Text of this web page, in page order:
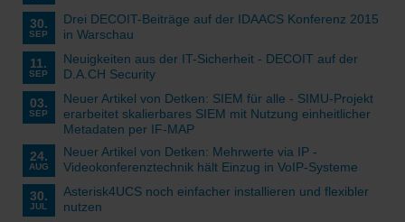
30.
SEP
Drei DECOIT-Beiträge auf der IDAACS Konferenz 2015
in Warschau
11.
SEP
Neuigkeiten aus der IT-Sicherheit - DECOIT auf der
D.A.CH Security
03.
SEP
Neuer Artikel von Detken: SIEM für alle - SIMU-Projekt
erarbeitet skalierbares SIEM mit Nutzung einheitlicher
Metadaten per IF-MAP
24.
AUG
Neuer Artikel von Detken: Mehrwerte via IP -
Videokonferenztechnik hält Einzug in VoIP-Systeme
30.
JUL
Asterisk4UCS noch einfacher installieren und flexibler
nutzen